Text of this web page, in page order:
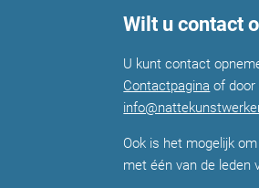
Wilt u contact
U kunt contact
Contactpagina of door
Ook is het mogelijk
met één van de leden